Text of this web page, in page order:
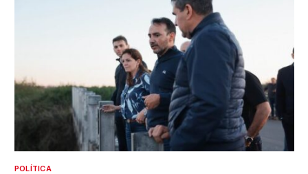
POLÍTICA